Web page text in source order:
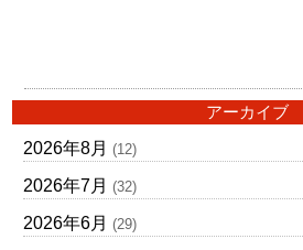
アーカイブ
2026年8月 (12)
2026年7月 (32)
2026年6月 (29)